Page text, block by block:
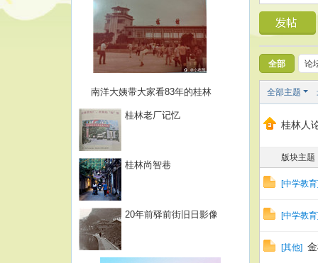
南洋大姨带大家看83年的桂林
桂林老厂记忆
桂林尚智巷
20年前驿前街旧日影像
全部 论
全部主题
桂林人
版块主题
[中学教育
[中学教育
[其他]